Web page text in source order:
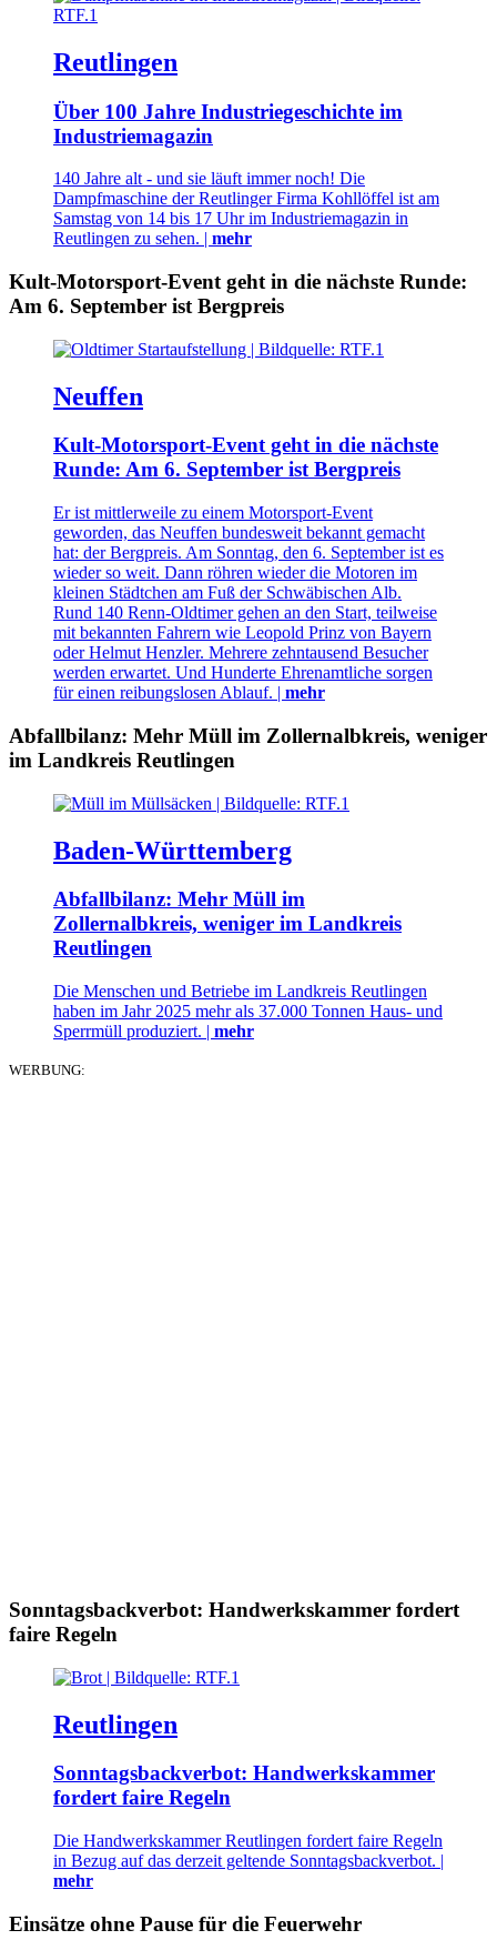
Reutlingen
Über 100 Jahre Industriegeschichte im
Industriemagazin
140 Jahre alt - und sie läuft immer noch! Die
Dampfmaschine der Reutlinger Firma Kohllöffel ist am
Samstag von 14 bis 17 Uhr im Industriemagazin in
Reutlingen zu sehen. | mehr
Kult-Motorsport-Event geht in die nächste Runde:
Am 6. September ist Bergpreis
Neuffen
Kult-Motorsport-Event geht in die nächste
Runde: Am 6. September ist Bergpreis
Er ist mittlerweile zu einem Motorsport-Event
geworden, das Neuffen bundesweit bekannt gemacht
hat: der Bergpreis. Am Sonntag, den 6. September ist es
wieder so weit. Dann röhren wieder die Motoren im
kleinen Städtchen am Fuß der Schwäbischen Alb.
Rund 140 Renn-Oldtimer gehen an den Start, teilweise
mit bekannten Fahrern wie Leopold Prinz von Bayern
oder Helmut Henzler. Mehrere zehntausend Besucher
werden erwartet. Und Hunderte Ehrenamtliche sorgen
für einen reibungslosen Ablauf. | mehr
Abfallbilanz: Mehr Müll im Zollernalbkreis, weniger
im Landkreis Reutlingen
Baden-Württemberg
Abfallbilanz: Mehr Müll im
Zollernalbkreis, weniger im Landkreis
Reutlingen
Die Menschen und Betriebe im Landkreis Reutlingen
haben im Jahr 2025 mehr als 37.000 Tonnen Haus- und
Sperrmüll produziert. | mehr
WERBUNG:
Sonntagsbackverbot: Handwerkskammer fordert
faire Regeln
Reutlingen
Sonntagsbackverbot: Handwerkskammer
fordert faire Regeln
Die Handwerkskammer Reutlingen fordert faire Regeln
in Bezug auf das derzeit geltende Sonntagsbackverbot. |
mehr
Einsätze ohne Pause für die Feuerwehr